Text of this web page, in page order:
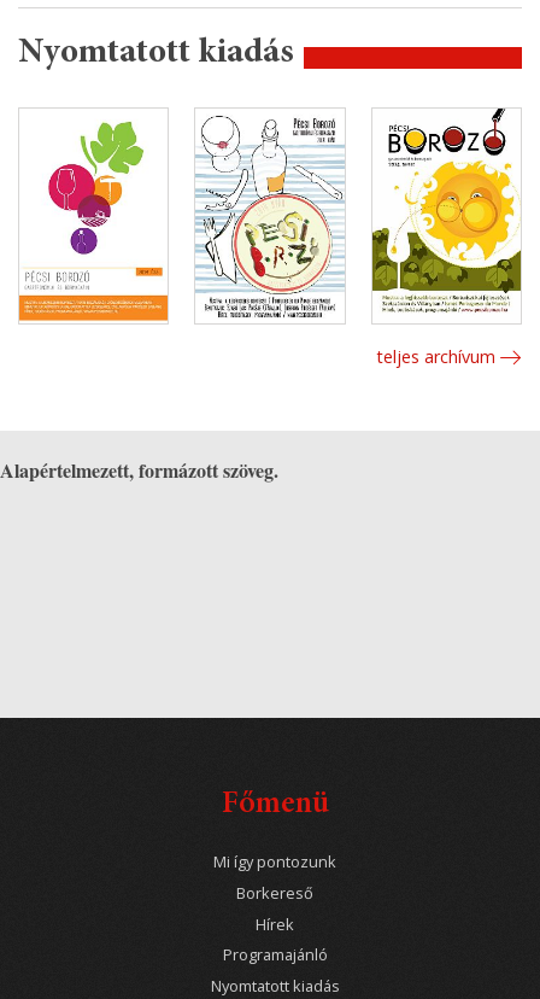
Nyomtatott kiadás
teljes archívum
Alapértelmezett, formázott szöveg.
Főmenü
Mi így pontozunk
Borkereső
Hírek
Programajánló
Nyomtatott kiadás